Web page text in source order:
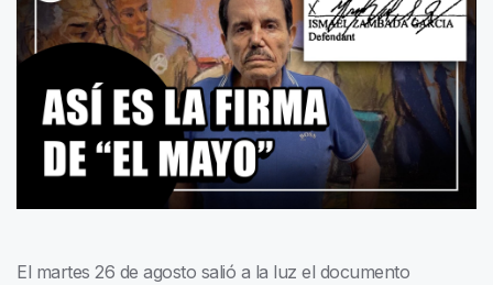
El martes 26 de agosto salió a la luz el documento